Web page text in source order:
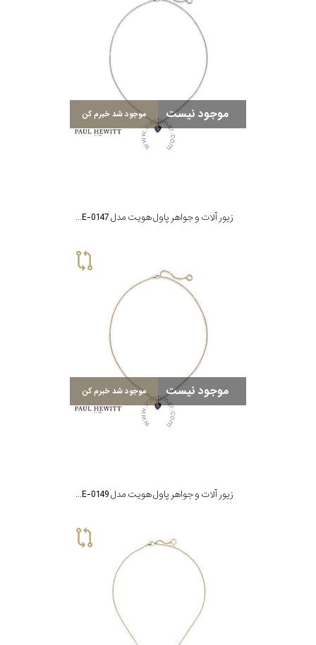
موجود نیست موجود شد خبرم کن
زیور آلات و جواهر پاول هویت مدل PH-JE-0147
موجود نیست موجود شد خبرم کن
زیور آلات و جواهر پاول هویت مدل PH-JE-0149